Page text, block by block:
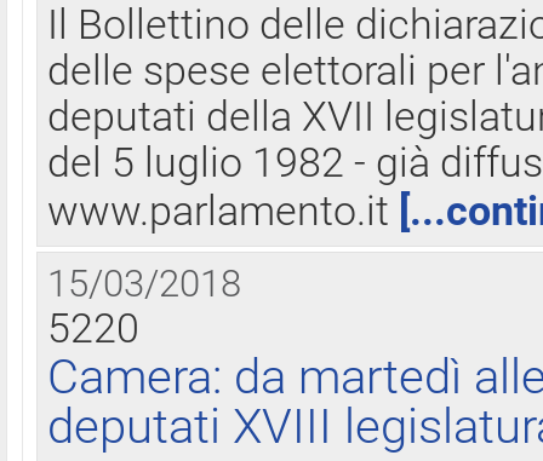
Il Bollettino delle
delle spese elettorali per
deputati della XVII
del 5 luglio 1982 - già
www.parlamento.it
15/03/2018
5220
Camera: da martedì
deputati XVIII